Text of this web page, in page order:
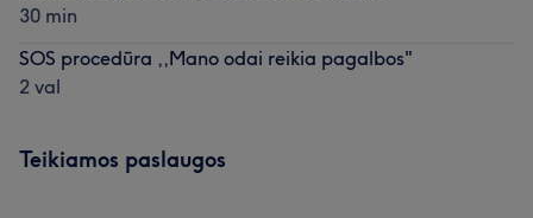
30 min
SOS procedūra ,,Mano odai reikia pagalbos"
2 val
Teikiamos paslaugos